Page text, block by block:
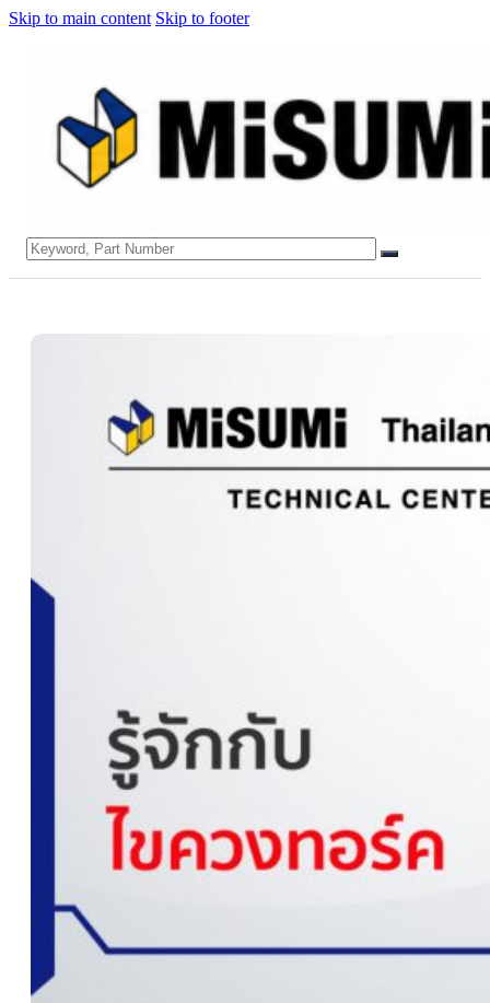
Skip to main content Skip to footer
Search